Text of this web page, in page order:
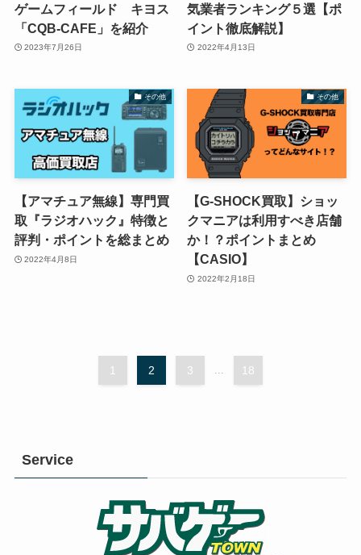
ゲームフィールド キヨス
「CQB-CAFE」を紹介
2023年7月26日
気業者ランキング５選【ポ
イント徹底解説】
2022年4月13日
その他
【アマチュア無線】専門買
取『ラジオハック』特徴と
評判・ポイントを総まとめ
2022年4月8日
その他
【G-SHOCK買取】ショッ
クマニアは利用すべき店舗
か！？ポイントまとめ
【CASIO】
2022年2月18日
1 2 3 18
Service